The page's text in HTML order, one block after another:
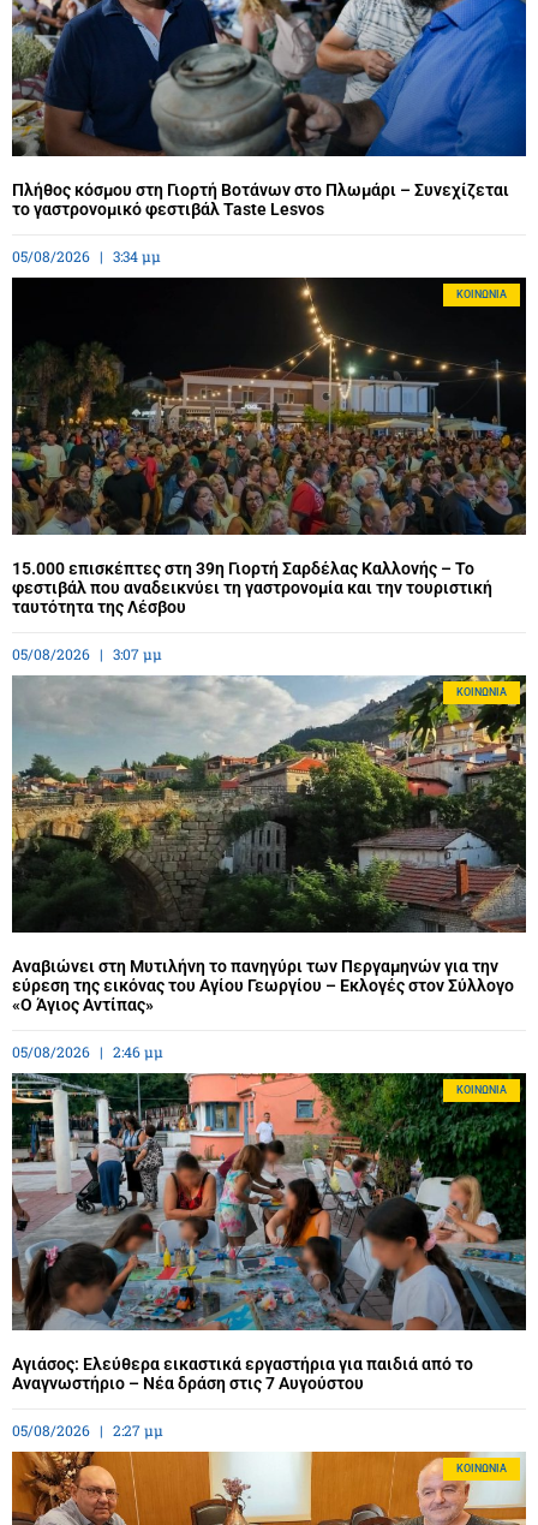
Πλήθος κόσμου στη Γιορτή Βοτάνων στο Πλωμάρι – Συνεχίζεται
το γαστρονομικό φεστιβάλ Taste Lesvos
05/08/2026 3:34 μμ
ΚΟΙΝΩΝΊΑ
15.000 επισκέπτες στη 39η Γιορτή Σαρδέλας Καλλονής – Το
φεστιβάλ που αναδεικνύει τη γαστρονομία και την τουριστική
ταυτότητα της Λέσβου
05/08/2026 3:07 μμ
ΚΟΙΝΩΝΊΑ
Αναβιώνει στη Μυτιλήνη το πανηγύρι των Περγαμηνών για την
εύρεση της εικόνας του Αγίου Γεωργίου – Εκλογές στον Σύλλογο
«Ο Άγιος Αντίπας»
05/08/2026 2:46 μμ
ΚΟΙΝΩΝΊΑ
Αγιάσος: Ελεύθερα εικαστικά εργαστήρια για παιδιά από το
Αναγνωστήριο – Νέα δράση στις 7 Αυγούστου
05/08/2026 2:27 μμ
ΚΟΙΝΩΝΊΑ